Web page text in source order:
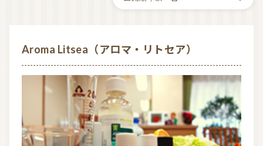
精油（エッセンシャルオイル） 和精油（国産精油）
おすすめアロマコラム
お知らせ （Message from Aroma 会員様）
新規顧客の獲得（法人会員様へ）
Aroma Litsea（アロマ・リトセア）